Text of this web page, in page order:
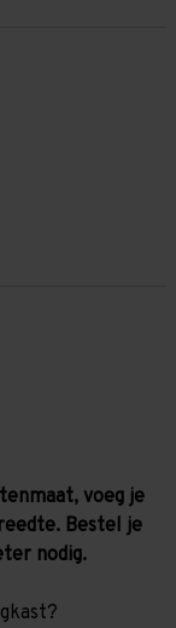
voeg je
Bestel je
nodig.